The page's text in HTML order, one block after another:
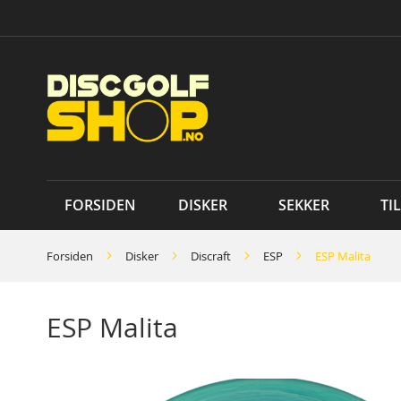
to
FORSIDEN DISKER SEKKER
Forsiden Disker Discraft ESP ESP Malita
ESP Malita